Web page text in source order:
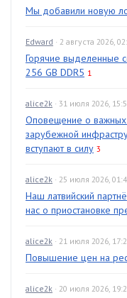
Мы добавили новую
Edward · 2 августа 2026,
Горячие выделенные
256 GB DDR5 1
alice2k · 31 июля 2026,
Оповещение о важных
зарубежной
вступают в силу 3
alice2k · 25 июля 2026,
Наш латвийский
нас о приостановке
alice2k · 21 июля 2026,
Повышение цен на
alice2k · 20 июля 2026,